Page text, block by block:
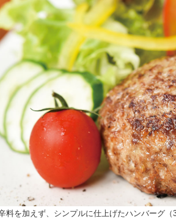
料を加えず、シンプルに仕上げたハンバーグ